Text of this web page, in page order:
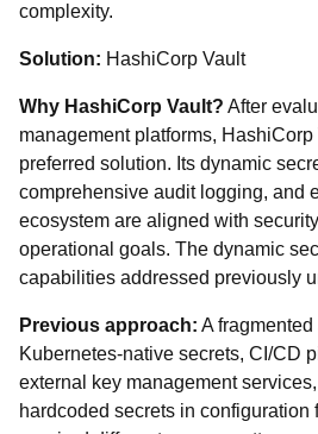
complexity.
Solution: HashiCorp Vault
Why HashiCorp Vault? After
management platforms,
preferred solution. Its dynamic
comprehensive audit logging, and
ecosystem are aligned with
operational goals. The dynamic
capabilities addressed previously
Previous approach: A
Kubernetes-native secrets, CI/CD
external key management
hardcoded secrets in configuration